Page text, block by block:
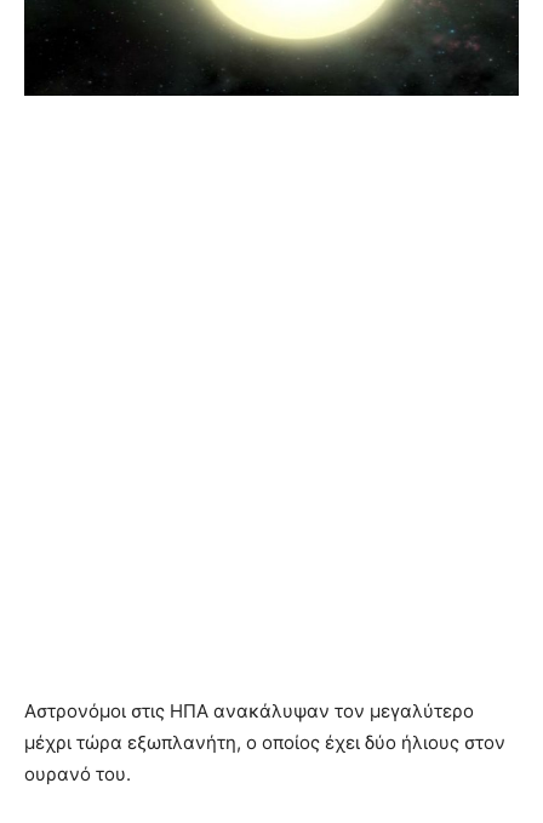
Αστρονόμοι στις ΗΠΑ ανακάλυψαν τον μεγαλύτερο
μέχρι τώρα εξωπλανήτη, ο οποίος έχει δύο ήλιους στον
ουρανό του.